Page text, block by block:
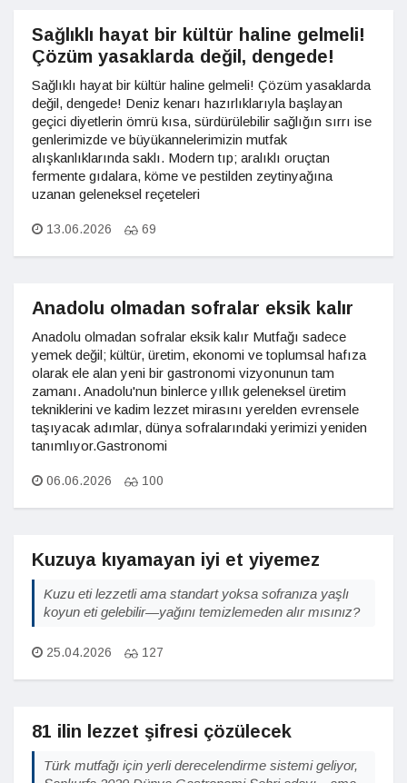
Sağlıklı hayat bir kültür haline gelmeli!
Çözüm yasaklarda değil, dengede!
Sağlıklı hayat bir kültür haline gelmeli! Çözüm yasaklarda
değil, dengede! Deniz kenarı hazırlıklarıyla başlayan
geçici diyetlerin ömrü kısa, sürdürülebilir sağlığın sırrı ise
genlerimizde ve büyükannelerimizin mutfak
alışkanlıklarında saklı. Modern tıp; aralıklı oruçtan
fermente gıdalara, köme ve pestilden zeytinyağına
uzanan geleneksel reçeteleri
13.06.2026 69
Anadolu olmadan sofralar eksik kalır
Anadolu olmadan sofralar eksik kalır Mutfağı sadece
yemek değil; kültür, üretim, ekonomi ve toplumsal hafıza
olarak ele alan yeni bir gastronomi vizyonunun tam
zamanı. Anadolu'nun binlerce yıllık geleneksel üretim
tekniklerini ve kadim lezzet mirasını yerelden evrensele
taşıyacak adımlar, dünya sofralarındaki yerimizi yeniden
tanımlıyor.Gastronomi
06.06.2026 100
Kuzuya kıyamayan iyi et yiyemez
Kuzu eti lezzetli ama standart yoksa sofranıza yaşlı
koyun eti gelebilir—yağını temizlemeden alır mısınız?
25.04.2026 127
81 ilin lezzet şifresi çözülecek
Türk mutfağı için yerli derecelendirme sistemi geliyor,